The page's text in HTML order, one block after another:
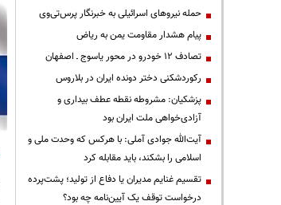
حمله نیروهای اسرائیلی به خبرنگار پرس‌تی‌وی
پیام هشدار مقاومت یمن به ریاض
تصادف ۱۲ خودرو در محور یاسوج ـ اصفهان
رکوردشکنی دختر دونده ایران در بلاروس
پزشکیان: مشروطه نقطه عطف بیداری و
آزادی‌خواهی ملت ایران بود
آیت‌الله جوادی آملی: با هرکس که وحدت ملی و
اسلامی را بشکند، باید مقابله کرد
تقسیم غنایم مدیران یا دفاع از تولید؛ پشت‌پرده
درخواست توقف یک آیین‌نامه چه بود؟